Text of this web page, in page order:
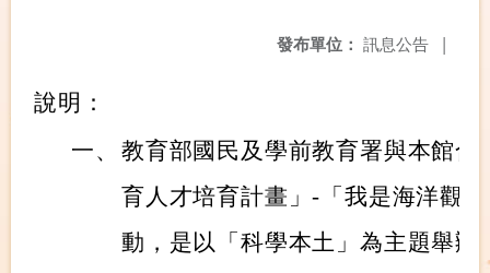
發布單位： 訊息公告 |
說明：
一、 教育部國民及學前教育署與本館合
育人才培育計畫」-「我是海洋觀
動，是以「科學本土」為主題舉辦